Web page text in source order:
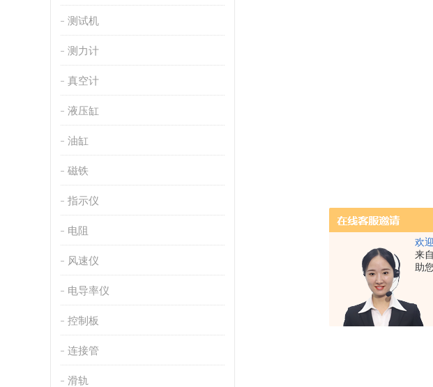
欢
来
助
测试机
测力计
真空计
液压缸
油缸
磁铁
指示仪
电阻
风速仪
电导率仪
控制板
连接管
滑轨